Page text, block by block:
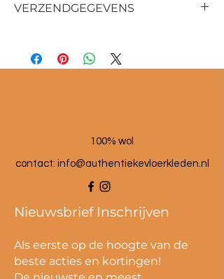
Materiaal: 100% schapenwol
164x367 cm
VERZENDGEGEVENS
100% wol
contact: info@authentiekevloerkleden.nl
Nieuwsbrief Inschrijven
Als eerste op de hoogte van de
beste acties en kortingen!